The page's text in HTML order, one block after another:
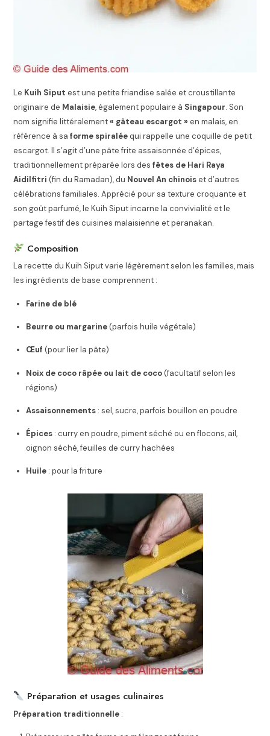
Le Kuih Siput est une petite friandise salée et croustillante
originaire de Malaisie, également populaire à Singapour. Son
nom signifie littéralement« gâteau escargot » en malais, en
référence à saforme spiraléequi rappelle une coquille de petit
escargot. Il s’agit d’une pâte frite assaisonnée d’épices,
traditionnellement préparée lors desfêtes de Hari Raya
Aidilfitri (fin du Ramadan), du Nouvel An chinoiset d’autres
célébrations familiales. Apprécié pour sa texture croquante et
son goût parfumé, le Kuih Siput incarne la convivialité et le
partage festif des cuisines malaisienne et peranakan.
Composition
La recette du Kuih Siput varie légèrement selon les familles, mais
les ingrédients de base comprennent :
Farine de blé
Beurre ou margarine(parfois huile végétale)
Œuf (pour lier la pâte)
Noix de coco râpée ou lait de coco(facultatif selon les
régions)
Assaisonnements : sel, sucre, parfois bouillon en poudre
Épices : curry en poudre, piment séché ou en flocons, ail,
oignon séché, feuilles de curry hachées
Huile : pour la friture
Préparation et usages culinaires
Préparation traditionnelle :